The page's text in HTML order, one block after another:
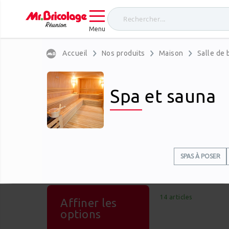
Menu
Accueil Nos produits Maison Salle de
Spa et sauna
SPAS À POSER
14 articles
Affiner les
options